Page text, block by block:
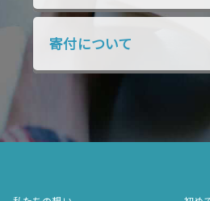
2018年4月 2018年3月
2018年1月 2017年12月
2017年10月 2017年9月
2017年4月
寄付について